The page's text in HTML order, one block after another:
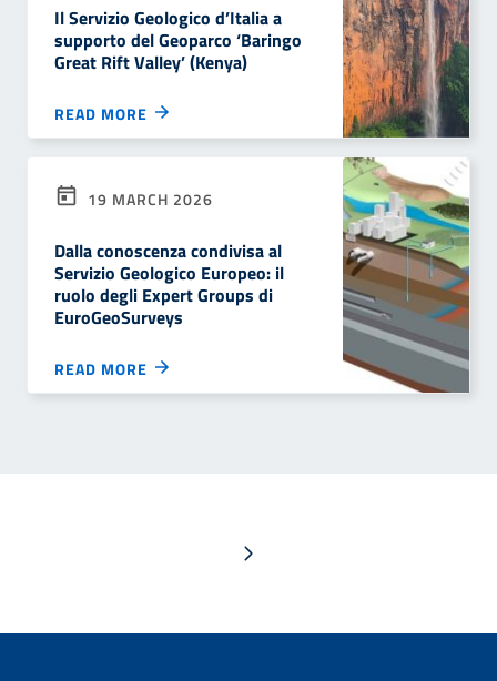
Il Servizio Geologico d’Italia a
supporto del Geoparco ‘Baringo
Great Rift Valley’ (Kenya)
READ MORE
19 MARCH 2026
Dalla conoscenza condivisa al
Servizio Geologico Europeo: il
ruolo degli Expert Groups di
EuroGeoSurveys
READ MORE
Next page